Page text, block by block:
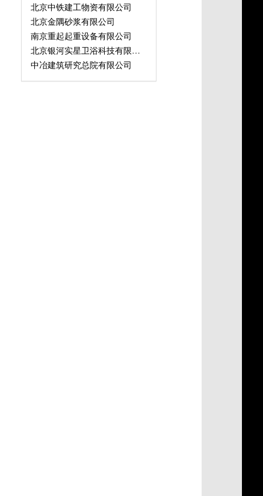
北京中铁建工物资有限公司
北京金隅砂浆有限公司
南京重起起重设备有限公司
北京银河实星卫浴科技有限公司
中冶建筑研究总院有限公司